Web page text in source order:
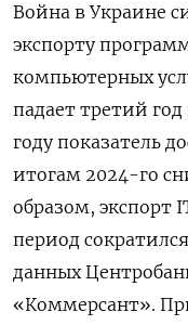
Война в Украине
экспорту
компьютерных
падает третий
году показатель
итогам 2024-го
образом, экспорт
период
данных
«Коммерсант».